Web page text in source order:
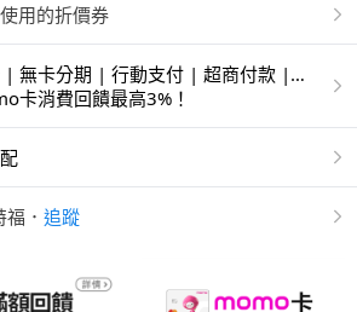
用的折價券
| 無卡分期 | 行動支付 | 超商付款 |
聯卡
卡消費回饋最高3%！
福 ． 追蹤